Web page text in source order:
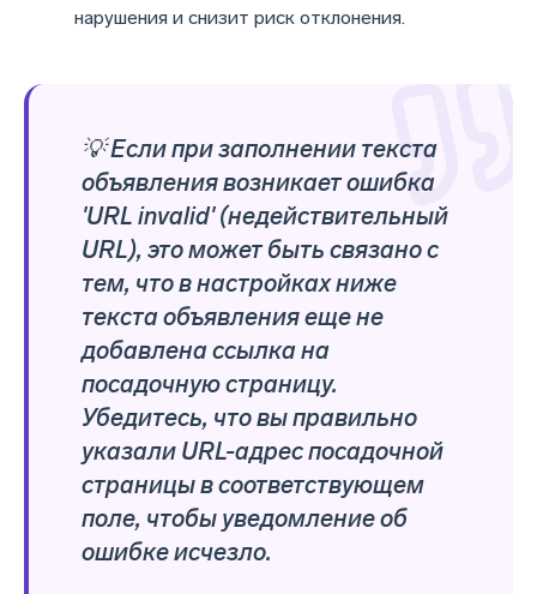
нарушения и снизит риск отклонения.
💡 Если при заполнении текста
объявления возникает ошибка
'URL invalid' (недействительный
URL), это может быть связано с
тем, что в настройках ниже
текста объявления еще не
добавлена ссылка на
посадочную страницу.
Убедитесь, что вы правильно
указали URL-адрес посадочной
страницы в соответствующем
поле, чтобы уведомление об
ошибке исчезло.